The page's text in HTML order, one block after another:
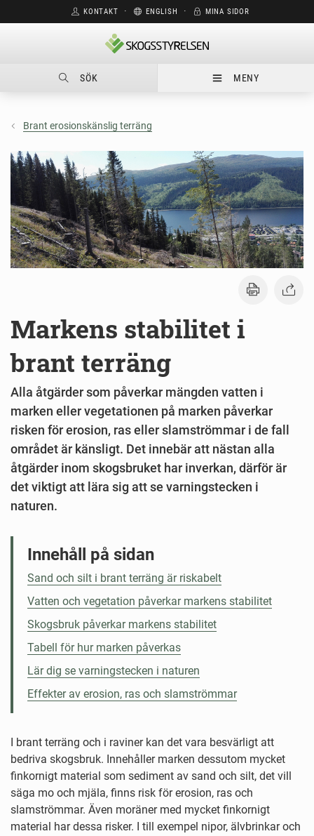
KONTAKT ⋅ ENGLISH ⋅ MINA SIDOR
SÖK MENY
Brant erosionskänslig terräng
Markens stabilitet i
brant terräng
Alla åtgärder som påverkar mängden vatten i
marken eller vegetationen på marken påverkar
risken för erosion, ras eller slamströmmar i de fall
området är känsligt. Det innebär att nästan alla
åtgärder inom skogsbruket har inverkan, därför är
det viktigt att lära sig att se varningstecken i
naturen.
Innehåll på sidan
Sand och silt i brant terräng är riskabelt
Vatten och vegetation påverkar markens stabilitet
Skogsbruk påverkar markens stabilitet
Tabell för hur marken påverkas
Lär dig se varningstecken i naturen
Effekter av erosion, ras och slamströmmar
I brant terräng och i raviner kan det vara besvärligt att
bedriva skogsbruk. Innehåller marken dessutom mycket
finkornigt material som sediment av sand och silt, det vill
säga mo och mjäla, finns risk för erosion, ras och
slamströmmar. Även moräner med mycket finkornigt
material har dessa risker. I till exempel nipor, älvbrinkar och